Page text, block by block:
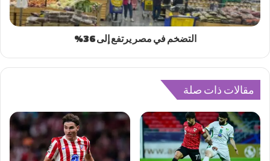
التضخم في مصر يرتفع إلى 36%
مقالات ذات صلة